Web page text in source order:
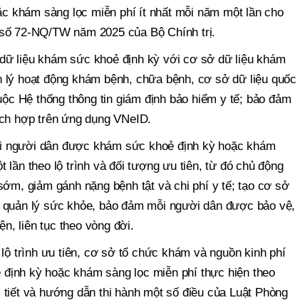
khám sàng lọc miễn phí ít nhất mỗi năm một lần cho
72-NQ/TW năm 2025 của Bộ Chính trị.
liệu khám sức khoẻ định kỳ với cơ sở dữ liệu khám
hoạt động khám bệnh, chữa bệnh, cơ sở dữ liệu quốc
Hệ thống thông tin giám định bảo hiểm y tế; bảo đảm
hợp trên ứng dụng VNeID.
dân được khám sức khoẻ định kỳ hoặc khám
lần theo lộ trình và đối tượng ưu tiên, từ đó chủ động
giảm gánh nặng bệnh tật và chi phí y tế; tạo cơ sở
lý sức khỏe, bảo đảm mỗi người dân được bảo vệ,
liên tục theo vòng đời.
trình ưu tiên, cơ sở tổ chức khám và nguồn kinh phí
kỳ hoặc khám sàng lọc miễn phí thực hiện theo
và hướng dẫn thi hành một số điều của Luật Phòng